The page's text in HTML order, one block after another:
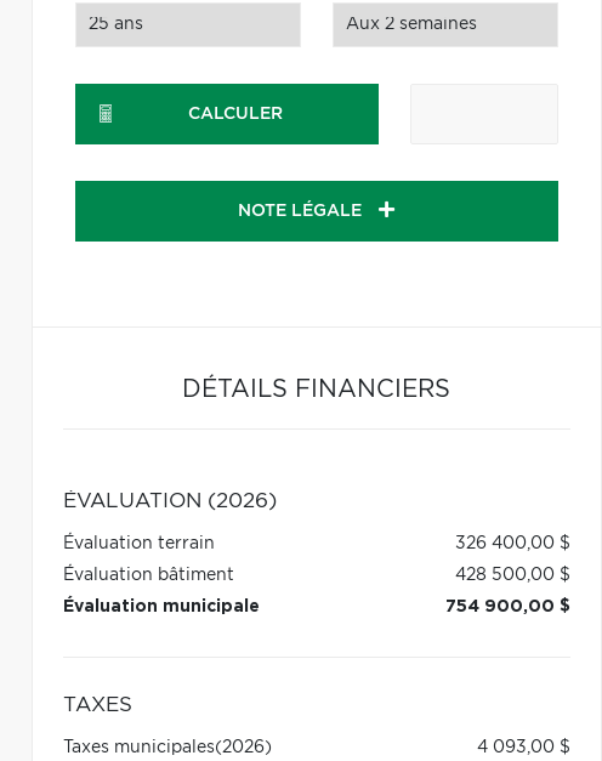
CALCULER
NOTE LÉGALE
DÉTAILS FINANCIERS
ÉVALUATION (2026)
Évaluation terrain
326 400,00 $
Évaluation bâtiment
428 500,00 $
Évaluation municipale
754 900,00 $
TAXES
Taxes municipales(2026)
4 093,00 $